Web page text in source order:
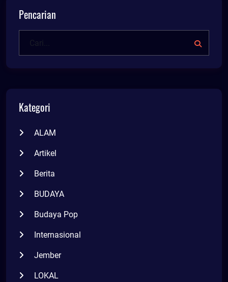
Pencarian
Kategori
ALAM
Artikel
Berita
BUDAYA
Budaya Pop
Internasional
Jember
LOKAL